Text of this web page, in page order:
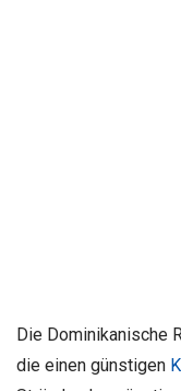
Die Dominikanische
die einen günstigen